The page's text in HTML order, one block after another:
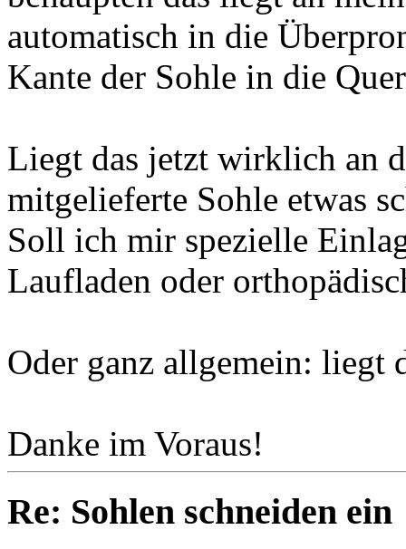
automatisch in die
Kante der Sohle in die
Liegt das jetzt wirklich an
mitgelieferte Sohle etwas
Soll ich mir spezielle
Laufladen oder
Oder ganz allgemein: liegt
Danke im Voraus!
Re: Sohlen schneiden ein